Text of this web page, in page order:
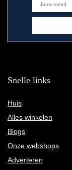
Snelle links
Huis
Alles winkelen
Blogs
Onze webshops
Adverteren